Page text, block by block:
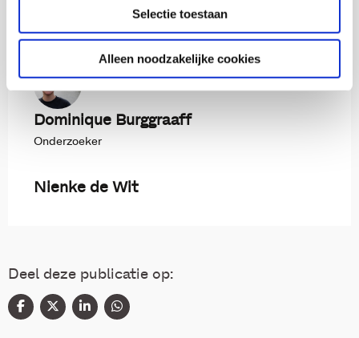
Selectie toestaan
Alleen noodzakelijke cookies
Senior onderzoeker en themacoördinator Sociale
Dominique Burggraaff
Onderzoeker
Nienke de Wit
Deel deze publicatie op: